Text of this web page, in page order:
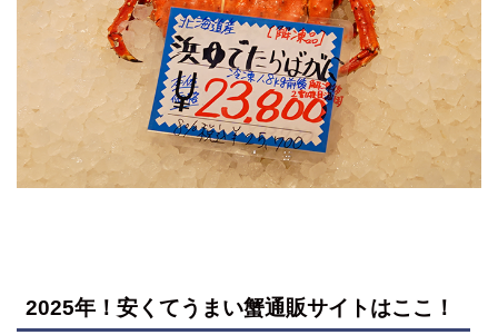
2025年！安くてうまい蟹通販サイトはここ！